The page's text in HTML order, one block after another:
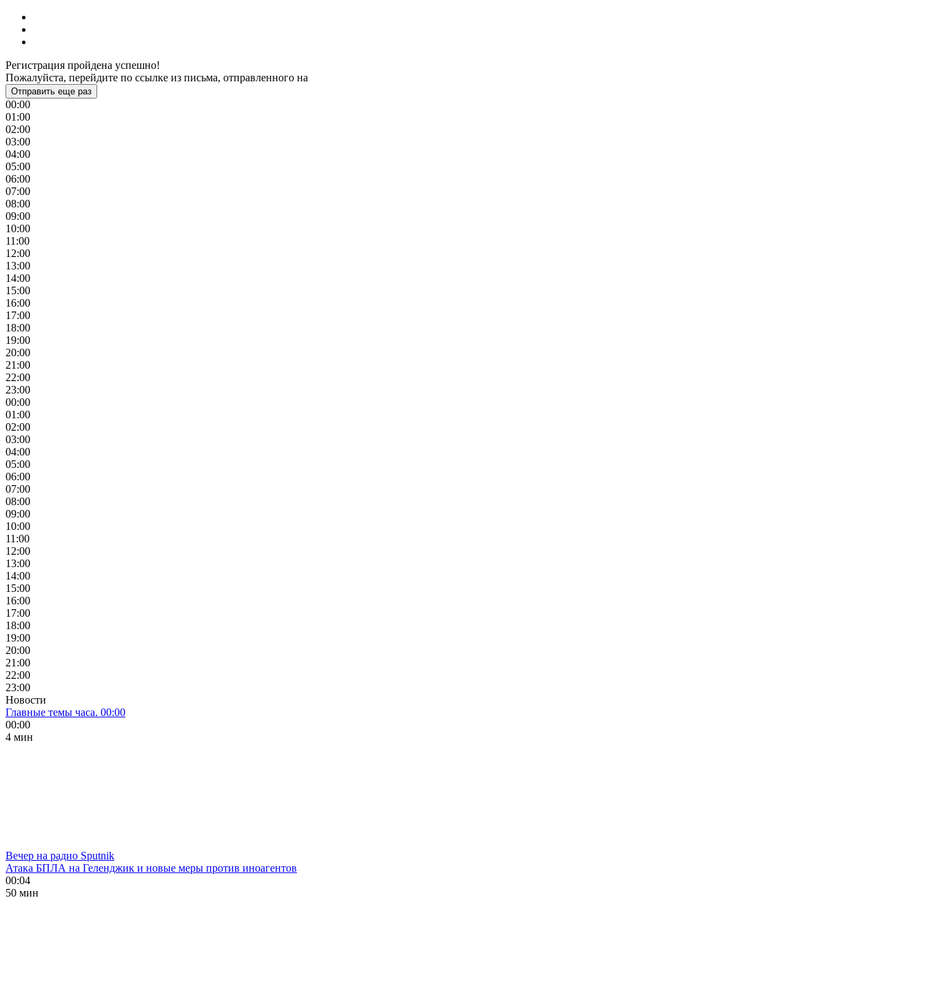
Регистрация пройдена успешно!
Пожалуйста, перейдите по ссылке из письма, отправленного на
Отправить еще раз
00:00
01:00
02:00
03:00
04:00
05:00
06:00
07:00
08:00
09:00
10:00
11:00
12:00
13:00
14:00
15:00
16:00
17:00
18:00
19:00
20:00
21:00
22:00
23:00
00:00
01:00
02:00
03:00
04:00
05:00
06:00
07:00
08:00
09:00
10:00
11:00
12:00
13:00
14:00
15:00
16:00
17:00
18:00
19:00
20:00
21:00
22:00
23:00
Новости
Главные темы часа. 00:00
00:00
4 мин
Вечер на радио Sputnik
Атака БПЛА на Геленджик и новые меры против иноагентов
00:04
50 мин